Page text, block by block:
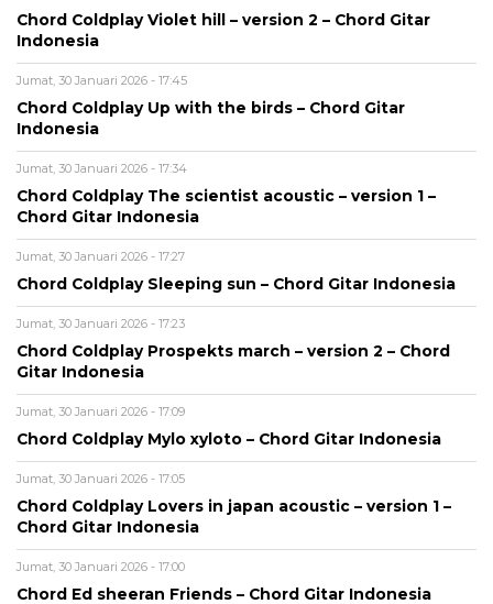
Chord Coldplay Violet hill – version 2 – Chord Gitar
Indonesia
Jumat, 30 Januari 2026 - 17:45
Chord Coldplay Up with the birds – Chord Gitar
Indonesia
Jumat, 30 Januari 2026 - 17:34
Chord Coldplay The scientist acoustic – version 1 –
Chord Gitar Indonesia
Jumat, 30 Januari 2026 - 17:27
Chord Coldplay Sleeping sun – Chord Gitar Indonesia
Jumat, 30 Januari 2026 - 17:23
Chord Coldplay Prospekts march – version 2 – Chord
Gitar Indonesia
Jumat, 30 Januari 2026 - 17:09
Chord Coldplay Mylo xyloto – Chord Gitar Indonesia
Jumat, 30 Januari 2026 - 17:05
Chord Coldplay Lovers in japan acoustic – version 1 –
Chord Gitar Indonesia
Jumat, 30 Januari 2026 - 17:00
Chord Ed sheeran Friends – Chord Gitar Indonesia